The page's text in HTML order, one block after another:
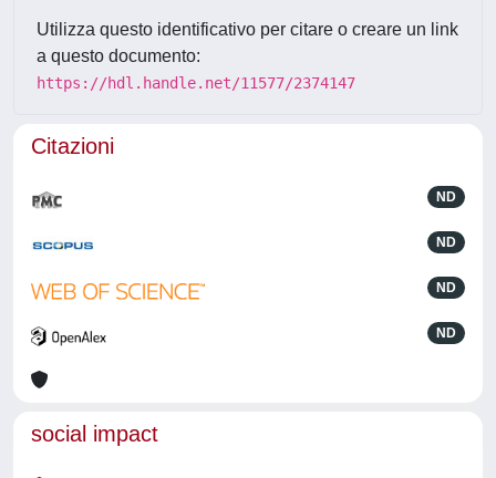
Utilizza questo identificativo per citare o creare un link
a questo documento:
https://hdl.handle.net/11577/2374147
Citazioni
ND
ND
ND
ND
social impact